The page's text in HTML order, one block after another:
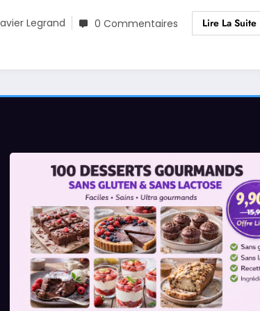
Legrand 0 Commentaires Lire La Suite